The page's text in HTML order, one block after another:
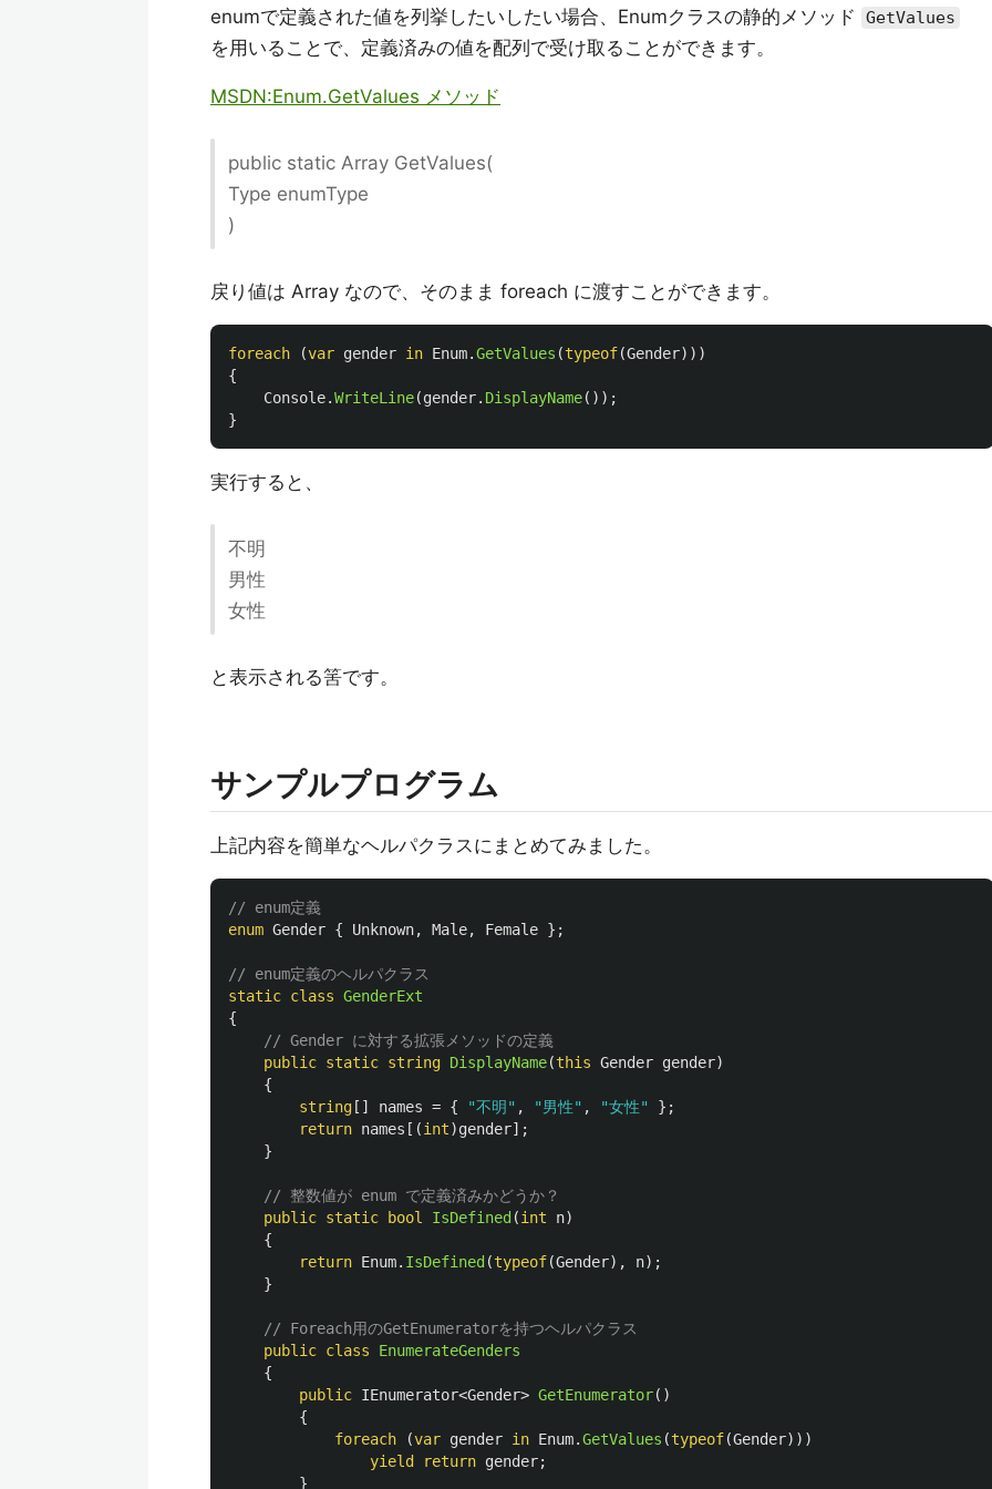
enumで定義された値を列挙したいしたい場合、Enumクラスの静的メソッド GetValues
を用いることで、定義済みの値を配列で受け取ることができます。
MSDN:Enum.GetValues メソッド
public static Array GetValues(
Type enumType
)
戻り値は Array なので、そのまま foreach に渡すことができます。
foreach (var gender in Enum.GetValues (typeof(Gender)))
{
Console.WriteLine(gender. DisplayName());
}
実行すると、
不明
男性
女性
と表示される筈です。
サンプルプログラム
上記内容を簡単なヘルパクラスにまとめてみました。
// enum定義
enum Gender { Unknown, Male, Female };
// enum定義のヘルパクラス
static class GenderExt
{
// Gender に対する拡張メソッドの定義
public static string DisplayName(this Gender gender)
{
string [] names = { "不明" , "男性" , "女性"
};
return names [(int)gender];
}
// 整数値が enum で定義済みかどうか？
public static bool IsDefined (int n)
{
return Enum. IsDefined (typeof(Gender), n);
}
// Foreach用のGetEnumeratorを持つヘルパクラス
public class
EnumerateGenders
{
public IEnumerator<Gender> GetEnumerator()
{
foreach
(var gender in Enum.GetValues (typeof(Gender)))
yield
return gender;
}